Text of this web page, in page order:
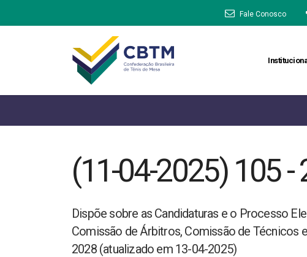
Fale Conosco
(11-04-2025) 105 -
Dispõe sobre as Candidaturas e o Processo
Comissão de Árbitros, Comissão de Técnicos
2028 (atualizado em 13-04-2025)